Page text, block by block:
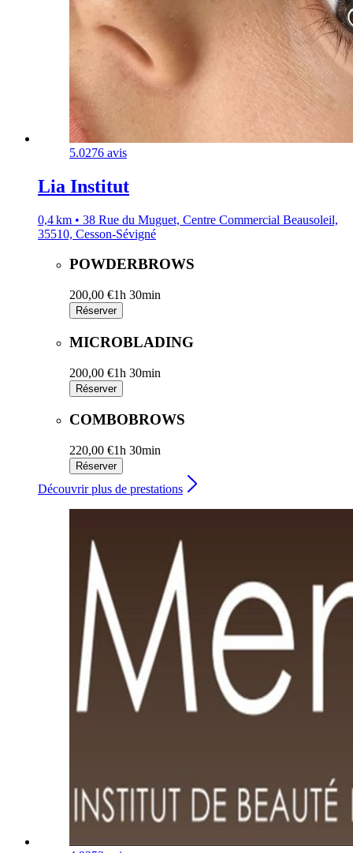
5.0276 avis
Lia Institut
0,4 km • 38 Rue du Muguet, Centre Commercial Beausoleil,
35510, Cesson-Sévigné
POWDERBROWS
200,00 €1h 30min
Réserver
MICROBLADING
200,00 €1h 30min
Réserver
COMBOBROWS
220,00 €1h 30min
Réserver
Découvrir plus de prestations